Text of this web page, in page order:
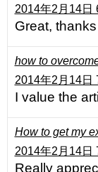
2014年2月14日
Great,
how to
2014年2月14日
I value the
How to get my
2014年2月14日
Really